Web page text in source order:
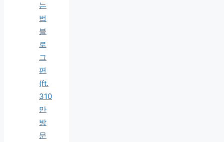
는
법
블
로
그
편
(ft.
310
만
방
문